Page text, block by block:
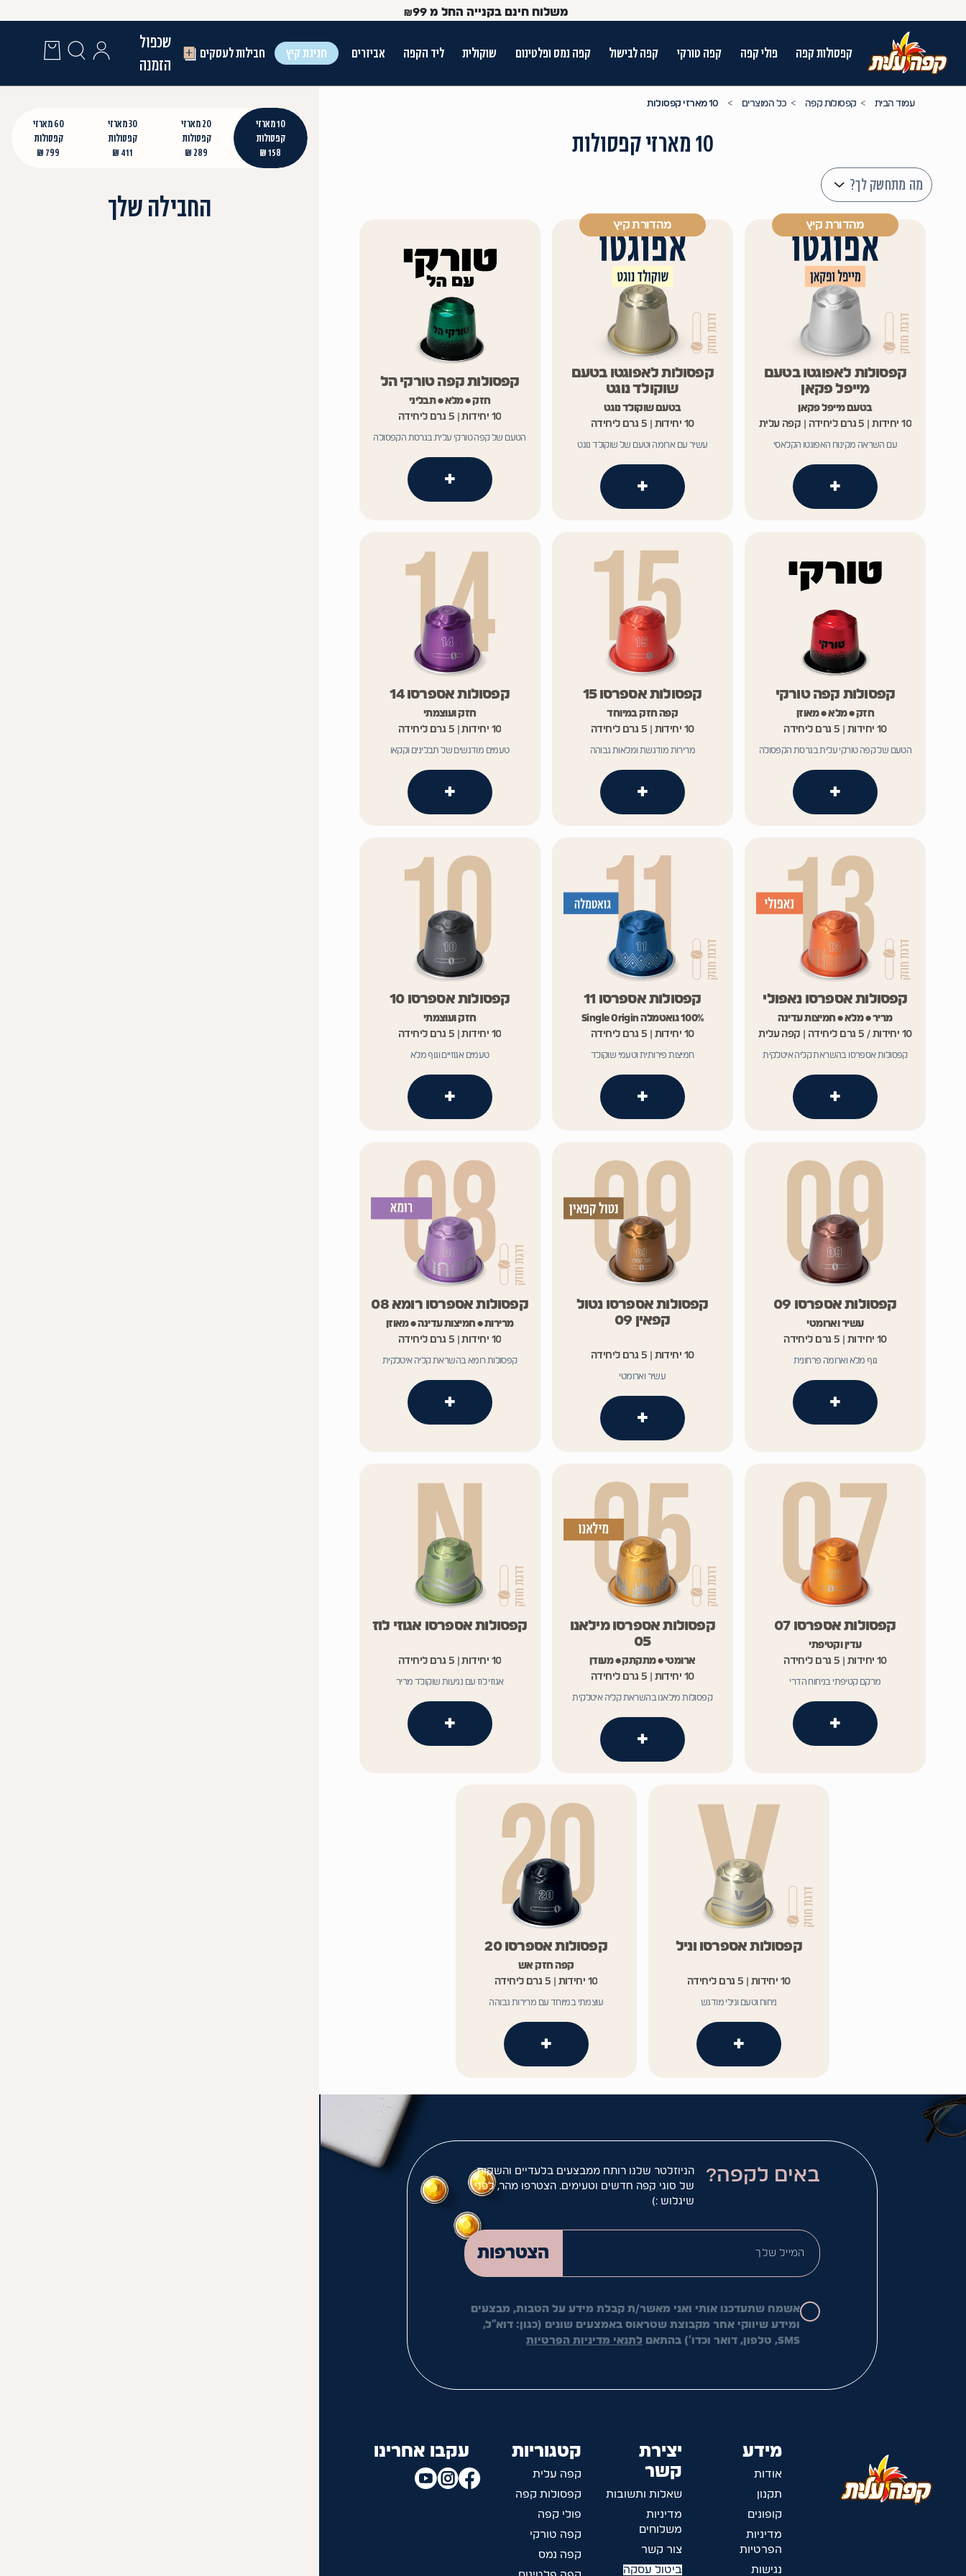
משלוח חינם בקנייה החל מ ₪99
קפסולות קפה פולי קפה קפה טורקי קפה לבישול קפה נמס ופלטינום שוקולית ליד הקפה אביזרים חגיגת קיץ חבילות לעסקים
על מנת לנווט בתת תפריט יש להשתמש במקש הטאב
שכפול
הזמנה
Use Up and Down arrow keys to navigate search results.
עמוד הבית קפסולות קפה כל המוצרים 10 מארזי קפסולות
10 מארזי קפסולות
מה מתחשק לך?
מהדורת קיץ
קפסולות לאפוגטו בטעם
מייפל פקאן
בטעם מייפל פקאן
10 יחידות | 5 גרם ליחידה | קפה עלית
עם השראה מקינוח האפוגטו הקלאסי
+
מהדורת קיץ
קפסולות לאפוגטו בטעם
שוקולד נוגט
בטעם שוקולד נוגט
10 יחידות | 5 גרם ליחידה
עשיר עם ארומה וטעם של שוקולד נוגט
+
קפסולות קפה טורקי הל
חזק • מלא • תבליני
10 יחידות | 5 גרם ליחידה
הטעם של קפה טורקי עלית בגרסת הקפסולה
+
קפסולות קפה טורקי
חזק • מלא • מאוזן
10 יחידות | 5 גרם ליחידה
הטעם של קפה טורקי עלית בגרסת הקפסולה
+
קפסולות אספרסו 15
קפה חזק במיוחד
10 יחידות | 5 גרם ליחידה
מרירות מודגשת ומלאות גבוהה
+
קפסולות אספרסו 14
חזק ועוצמתי
10 יחידות | 5 גרם ליחידה
טעמים מודגשים של תבלינים וקקאו
+
קפסולות אספרסו נאפולי
מריר • מלא • חמיצות עדינה
10 יחידות / 5 גרם ליחידה | קפה עלית
קפסולות אספרסו בהשראת קליה איטלקית
+
קפסולות אספרסו 11
100% גואטמלה Single Origin
10 יחידות | 5 גרם ליחידה
חמיצות פירותית וטעמי שוקולד
+
קפסולות אספרסו 10
חזק ועוצמתי
10 יחידות | 5 גרם ליחידה
טעמים אגוזיים וגוף מלא
+
קפסולות אספרסו 09
עשיר וארומטי
10 יחידות | 5 גרם ליחידה
גוף מלא וארומה פרחונית
+
קפסולות אספרסו נטול
קפאין 09
10 יחידות | 5 גרם ליחידה
עשיר וארומטי
+
קפסולות אספרסו רומא 08
מרירות • חמיצות עדינה • מאוזן
10 יחידות | 5 גרם ליחידה
קפסולות רומא בהשראת קליה איטלקית
+
קפסולות אספרסו 07
עדין וקטיפתי
10 יחידות | 5 גרם ליחידה
מרקם קטיפתי בניחוח הדרי
+
קפסולות אספרסו מילאנו
05
ארומטי • מתקתק • מעודן
10 יחידות | 5 גרם ליחידה
קפסולות מילאנו בהשראת קליה איטלקית
+
קפסולות אספרסו אגוזי לוז
10 יחידות | 5 גרם ליחידה
אגוזי לוז עם נגיעות שוקולד מריר
+
קפסולות אספרסו וניל
10 יחידות | 5 גרם ליחידה
ניחוח וטעם ונילי מודגש
+
קפסולות אספרסו 20
קפה חזק אש
10 יחידות | 5 גרם ליחידה
עוצמתי במיוחד עם מרירות גבוהה
+
10 מארזי
קפסולות
158 ₪
20 מארזי
קפסולות
289 ₪
30 מארזי
קפסולות
411 ₪
60 מארזי
קפסולות
799 ₪
החבילה שלך
באים לקפה?
הניוזלטר שלנו רותח ממבצעים בלעדיים והשקות
של סוגי קפה חדשים וטעימים. הצטרפו מהר, לפני
שיגלוש :)
הצטרפות
המייל שלך
אשמח שתעדכנו אותי ואני מאשר/ת קבלת מידע על הטבות, מבצעים
ומידע שיווקי אחר מקבוצת שטראוס באמצעים שונים (כגון: דוא"ל,
SMS, טלפון, דואר וכדו') בהתאם
לתנאי מדיניות הפרטיות
מידע
אודות
תקנון
קופונים
מדיניות
הפרטיות
נגישות
יצירת
קשר
שאלות ותשובות
מדיניות
משלוחים
צור קשר
ביטול עסקה
קטגוריות
קפה עלית
קפסולות קפה
פולי קפה
קפה טורקי
קפה נמס
עקבו אחרינו